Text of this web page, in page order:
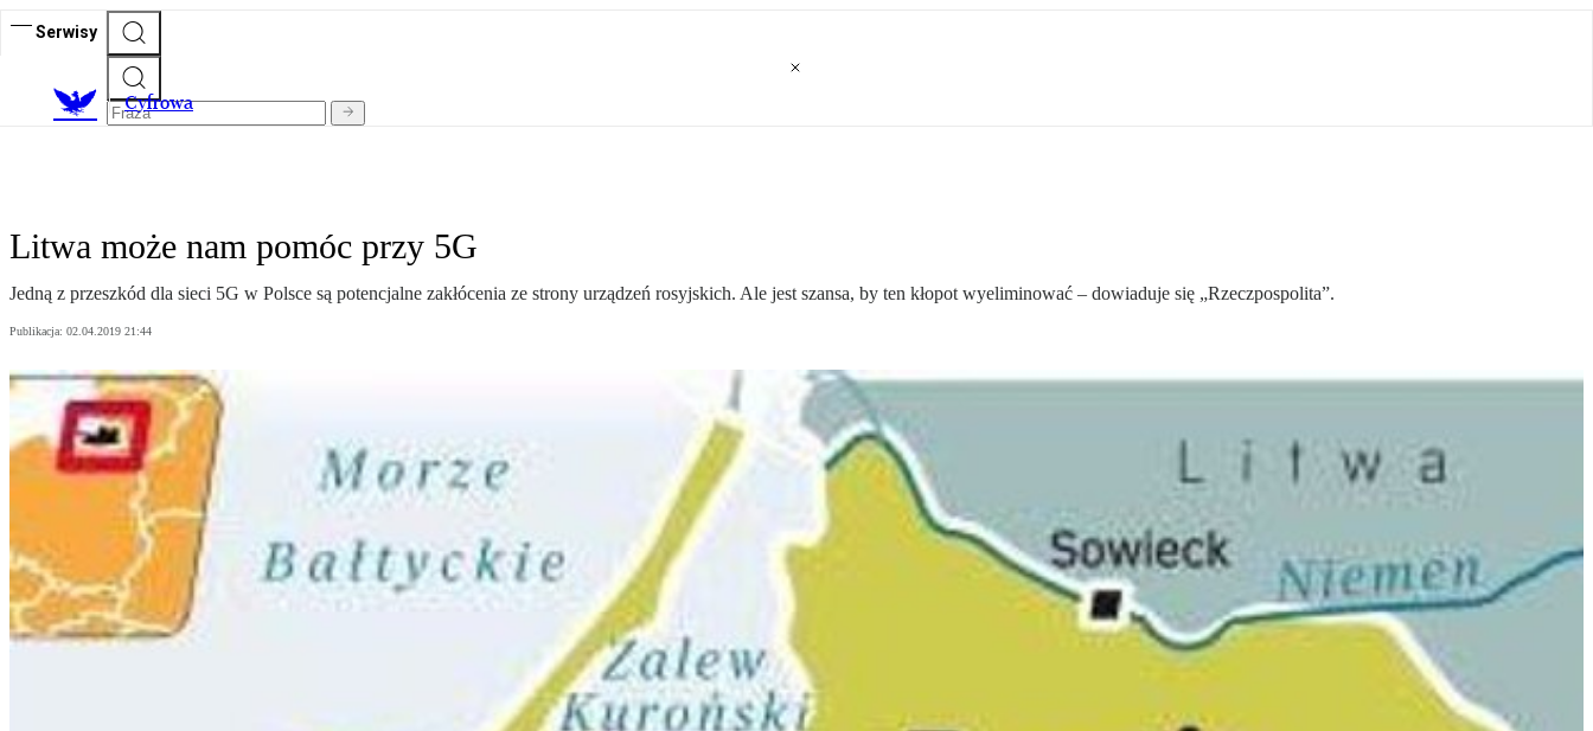
Serwisy
Cyfrowa
Litwa może nam pomóc przy 5G
Jedną z przeszkód dla sieci 5G w Polsce są potencjalne zakłócenia ze strony urządzeń rosyjskich. Ale jest szansa, by ten kłopot wyeliminować – dowiaduje się „Rzeczpospolita”.
Publikacja: 02.04.2019 21:44